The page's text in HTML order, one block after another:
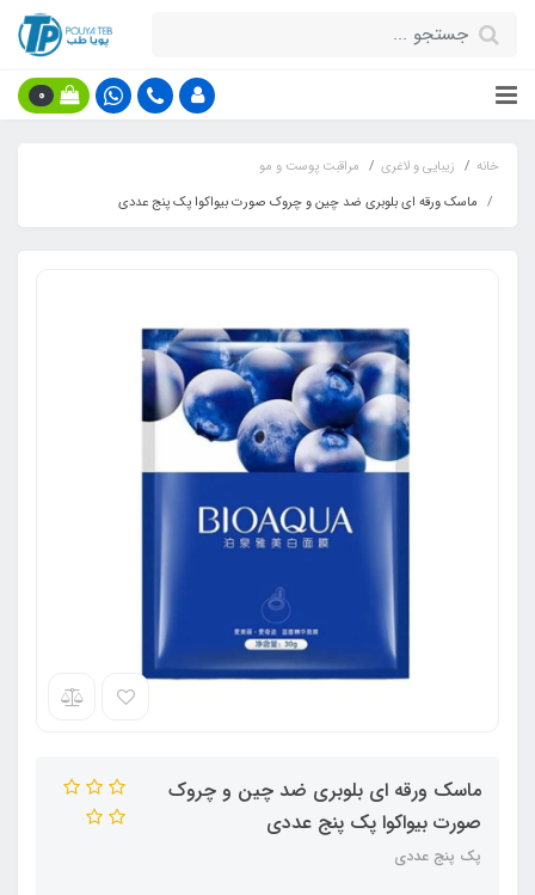
0
خانه زیبایی و لاغری
مراقبت پوست و مو
ماسک ورقه ای بلوبری ضد چین و چروک صورت بیواکوا پک پنج عددی
ماسک ورقه ای بلوبری ضد چین و چروک
صورت بیواکوا پک پنج عددی
پک پنج عددی